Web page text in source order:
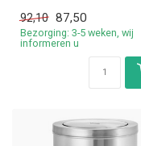
92,10 87,50
Bezorging: 3-5 weken, wij
informeren u